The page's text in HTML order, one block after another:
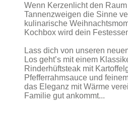
Wenn Kerzenlicht den
Tannenzweigen die Sinne
kulinarische
Kochbox wird dein
Lass dich von unseren
Los geht’s mit einem
Rinderhüftsteak mit
Pfefferrahmsauce und
das Eleganz mit Wärme
Familie gut ankommt...